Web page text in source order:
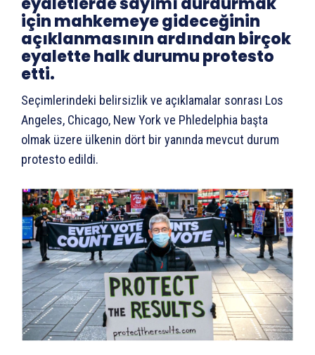
için mahkemeye gideceğinin
açıklanmasının ardından birçok
eyalette halk durumu protesto
etti.
Seçimlerindeki belirsizlik ve açıklamalar sonrası Los
Angeles, Chicago, New York ve Phledelphia başta
olmak üzere ülkenin dört bir yanında mevcut durum
protesto edildi.